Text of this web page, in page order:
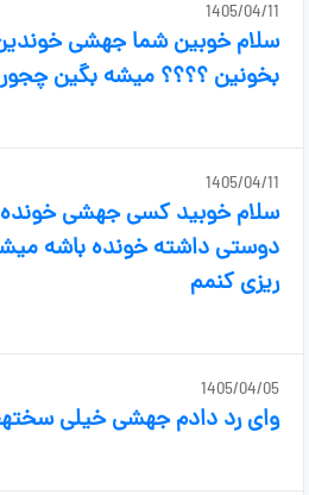
1405/04/11
سلام خوبین شما جهشی
بخونین ؟؟؟؟ میشه بگین
1405/04/11
سلام خوبید کسی جهشی خونده
دوستی داشته خونده باشه
ریزی کنمم
1405/04/05
وای رد دادم جهشی خیلی